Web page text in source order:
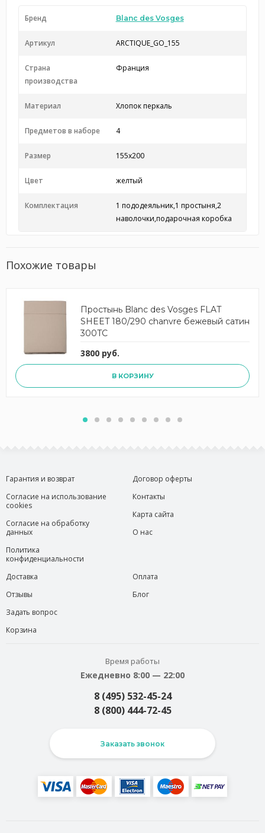
Бренд Blanc des Vosges
Артикул ARCTIQUE_GO_155
Страна
производства
Франция
Материал Хлопок перкаль
Предметов в наборе 4
Размер 155x200
Цвет желтый
Комплектация
1 пододеяльник,1 простыня,2
наволочки,подарочная коробка
Похожие товары
Простынь Blanc des Vosges FLAT
SHEET 180/290 chanvre бежевый сатин
300TC
3800 руб.
В КОРЗИНУ
Гарантия и возврат
Согласие на использование
cookies
Согласие на обработку
данных
Политика
конфиденциальности
Договор оферты
Контакты
Карта сайта
О нас
Доставка
Отзывы
Задать вопрос
Корзина
Оплата
Блог
Время работы
Ежедневно 8:00 — 22:00
8 (495) 532-45-24
8 (800) 444-72-45
Заказать звонок